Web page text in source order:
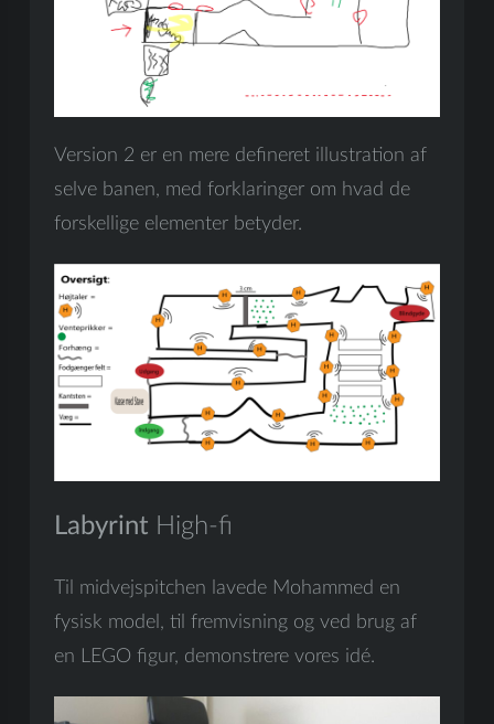
Version 2 er en mere defineret illustration af
selve banen, med forklaringer om hvad de
forskellige elementer betyder.
Labyrint High-fi
Til midvejspitchen lavede Mohammed en
fysisk model, til fremvisning og ved brug af
en LEGO figur, demonstrere vores idé.